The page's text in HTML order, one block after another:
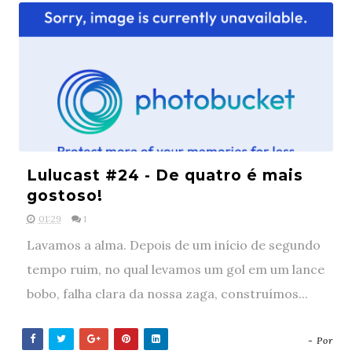
Lulucast #24 - De quatro é mais
gostoso!
01:29 1
Lavamos a alma. Depois de um início de segundo
tempo ruim, no qual levamos um gol em um lance
bobo, falha clara da nossa zaga, construímos...
- Por